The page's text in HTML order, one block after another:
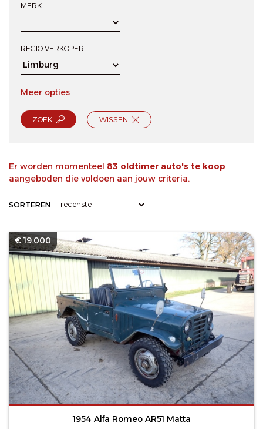
MERK
REGIO VERKOPER
Meer opties
ZOEK WISSEN
Er worden momenteel 83 oldtimer auto's te koop
aangeboden die voldoen aan jouw criteria.
SORTEREN
€ 19.000
1954 Alfa Romeo AR51 Matta